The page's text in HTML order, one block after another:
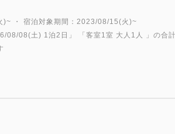
・ 宿泊対象期間：2023/08/15(火)~
08/08(土) 1泊2日 」 「 客室1室 大人1人
」の合